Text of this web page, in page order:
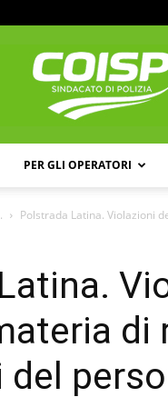
PER GLI OPERATORI
Polstrada Latina. Violazioni
di